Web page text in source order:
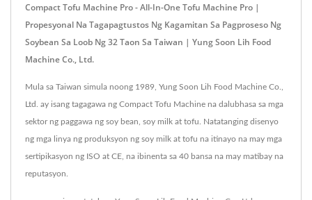
Compact Tofu Machine Pro - All-In-One Tofu Machine Pro |
Propesyonal Na Tagapagtustos Ng Kagamitan Sa Pagproseso Ng
Soybean Sa Loob Ng 32 Taon Sa Taiwan | Yung Soon Lih Food
Machine Co., Ltd.
Mula sa Taiwan simula noong 1989, Yung Soon Lih Food Machine Co.,
Ltd. ay isang tagagawa ng Compact Tofu Machine na dalubhasa sa mga
sektor ng paggawa ng soy bean, soy milk at tofu. Natatanging disenyo
ng mga linya ng produksyon ng soy milk at tofu na itinayo na may mga
sertipikasyon ng ISO at CE, na ibinenta sa 40 bansa na may matibay na
reputasyon.